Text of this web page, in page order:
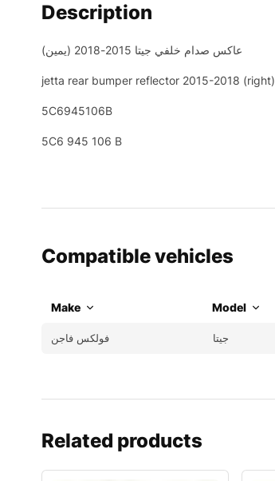
Description
عاكس صدام خلفي جيتا 2015-2018 (يمين)
jetta rear bumper reflector 2015-2018 (right)
5C6945106B
5C6 945 106 B
Compatible vehicles
Make Model
فولكس فاجن جيتا
Related products